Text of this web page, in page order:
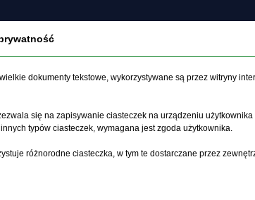
O czasopiśmie Archiwum Etyka
główna >Archiwum>zeszyt 3
dokumenty tekstowe, wykorzystywane są przez witryny
się na zapisywanie ciasteczek na urządzeniu
typów ciasteczek, wymagana jest zgoda użytkownika.
różnorodne ciasteczka, w tym te dostarczane przez